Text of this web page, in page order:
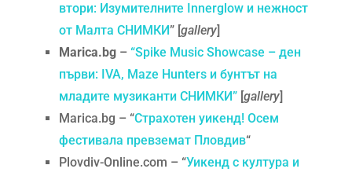
втори: Изумителните Innerglow и нежност
от Малта СНИМКИ” [gallery]
Marica.bg– “Spike Music Showcase – ден
първи: IVA, Maze Hunters и бунтът на
младите музиканти СНИМКИ”[gallery]
Marica.bg – “Страхотен уикенд! Осем
фестивала превземат Пловдив“
Plovdiv-Online.com – “Уикенд с култура и